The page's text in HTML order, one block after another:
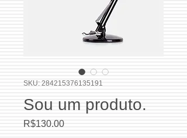
SKU: 284215376135191
Sou um produto.
R$130.00Preço